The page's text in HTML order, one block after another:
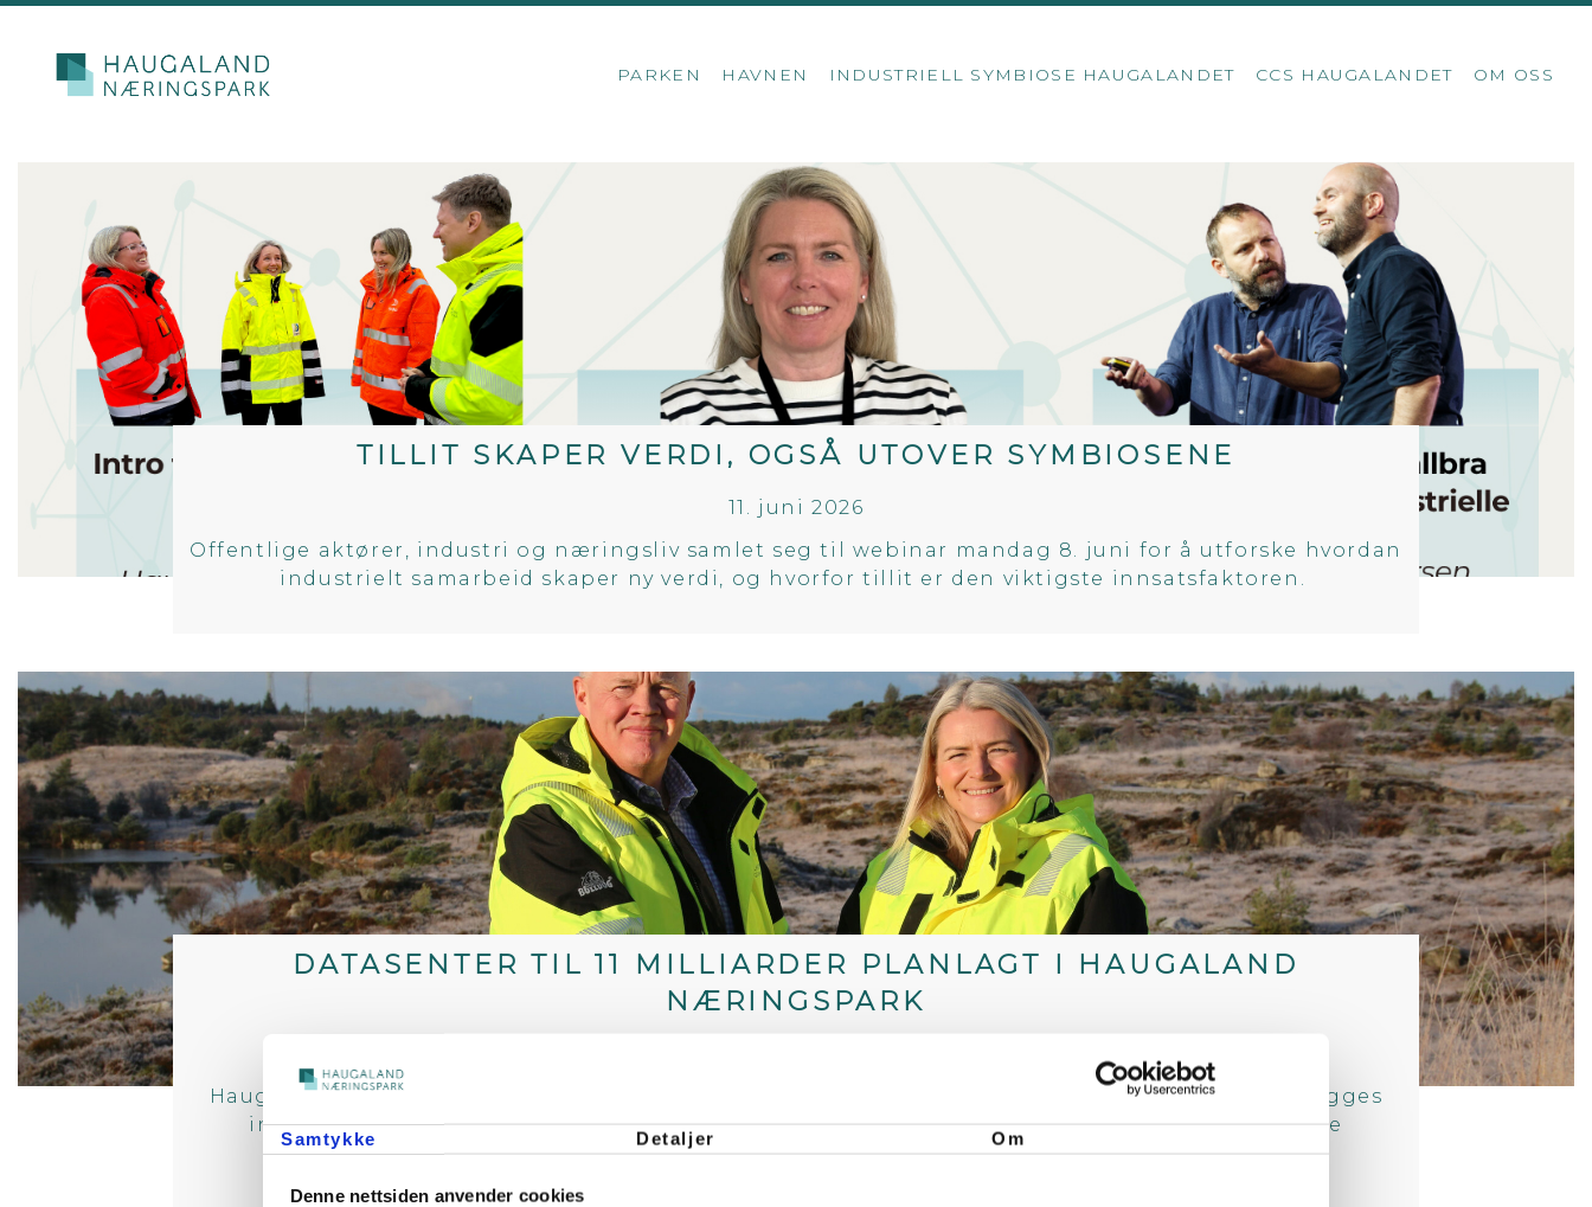
Samtykke Detaljer Om
Denne nettsiden anvender cookies
PARKEN HAVNEN INDUSTRIELL SYMBIOSE HAUGALANDET CCS HAUGALANDET OM OSS
TILLIT SKAPER VERDI, OGSÅ UTOVER SYMBIOSENE
11. juni 2026
Offentlige aktører, industri og næringsliv samlet seg til webinar mandag 8. juni for å utforske hvordan
industrielt samarbeid skaper ny verdi, og hvorfor tillit er den viktigste innsatsfaktoren.
DATASENTER TIL 11 MILLIARDER PLANLAGT I HAUGALAND
NÆRINGSPARK
Haugaland Næringspark selger en tomt på 360 mål til datasenterselskapet atNorth. Det planlegges
investeringer på rundt 11 milliarder kroner i første fase, og etableringen blir den første store
industrietableringen i Haugaland Næringspark.